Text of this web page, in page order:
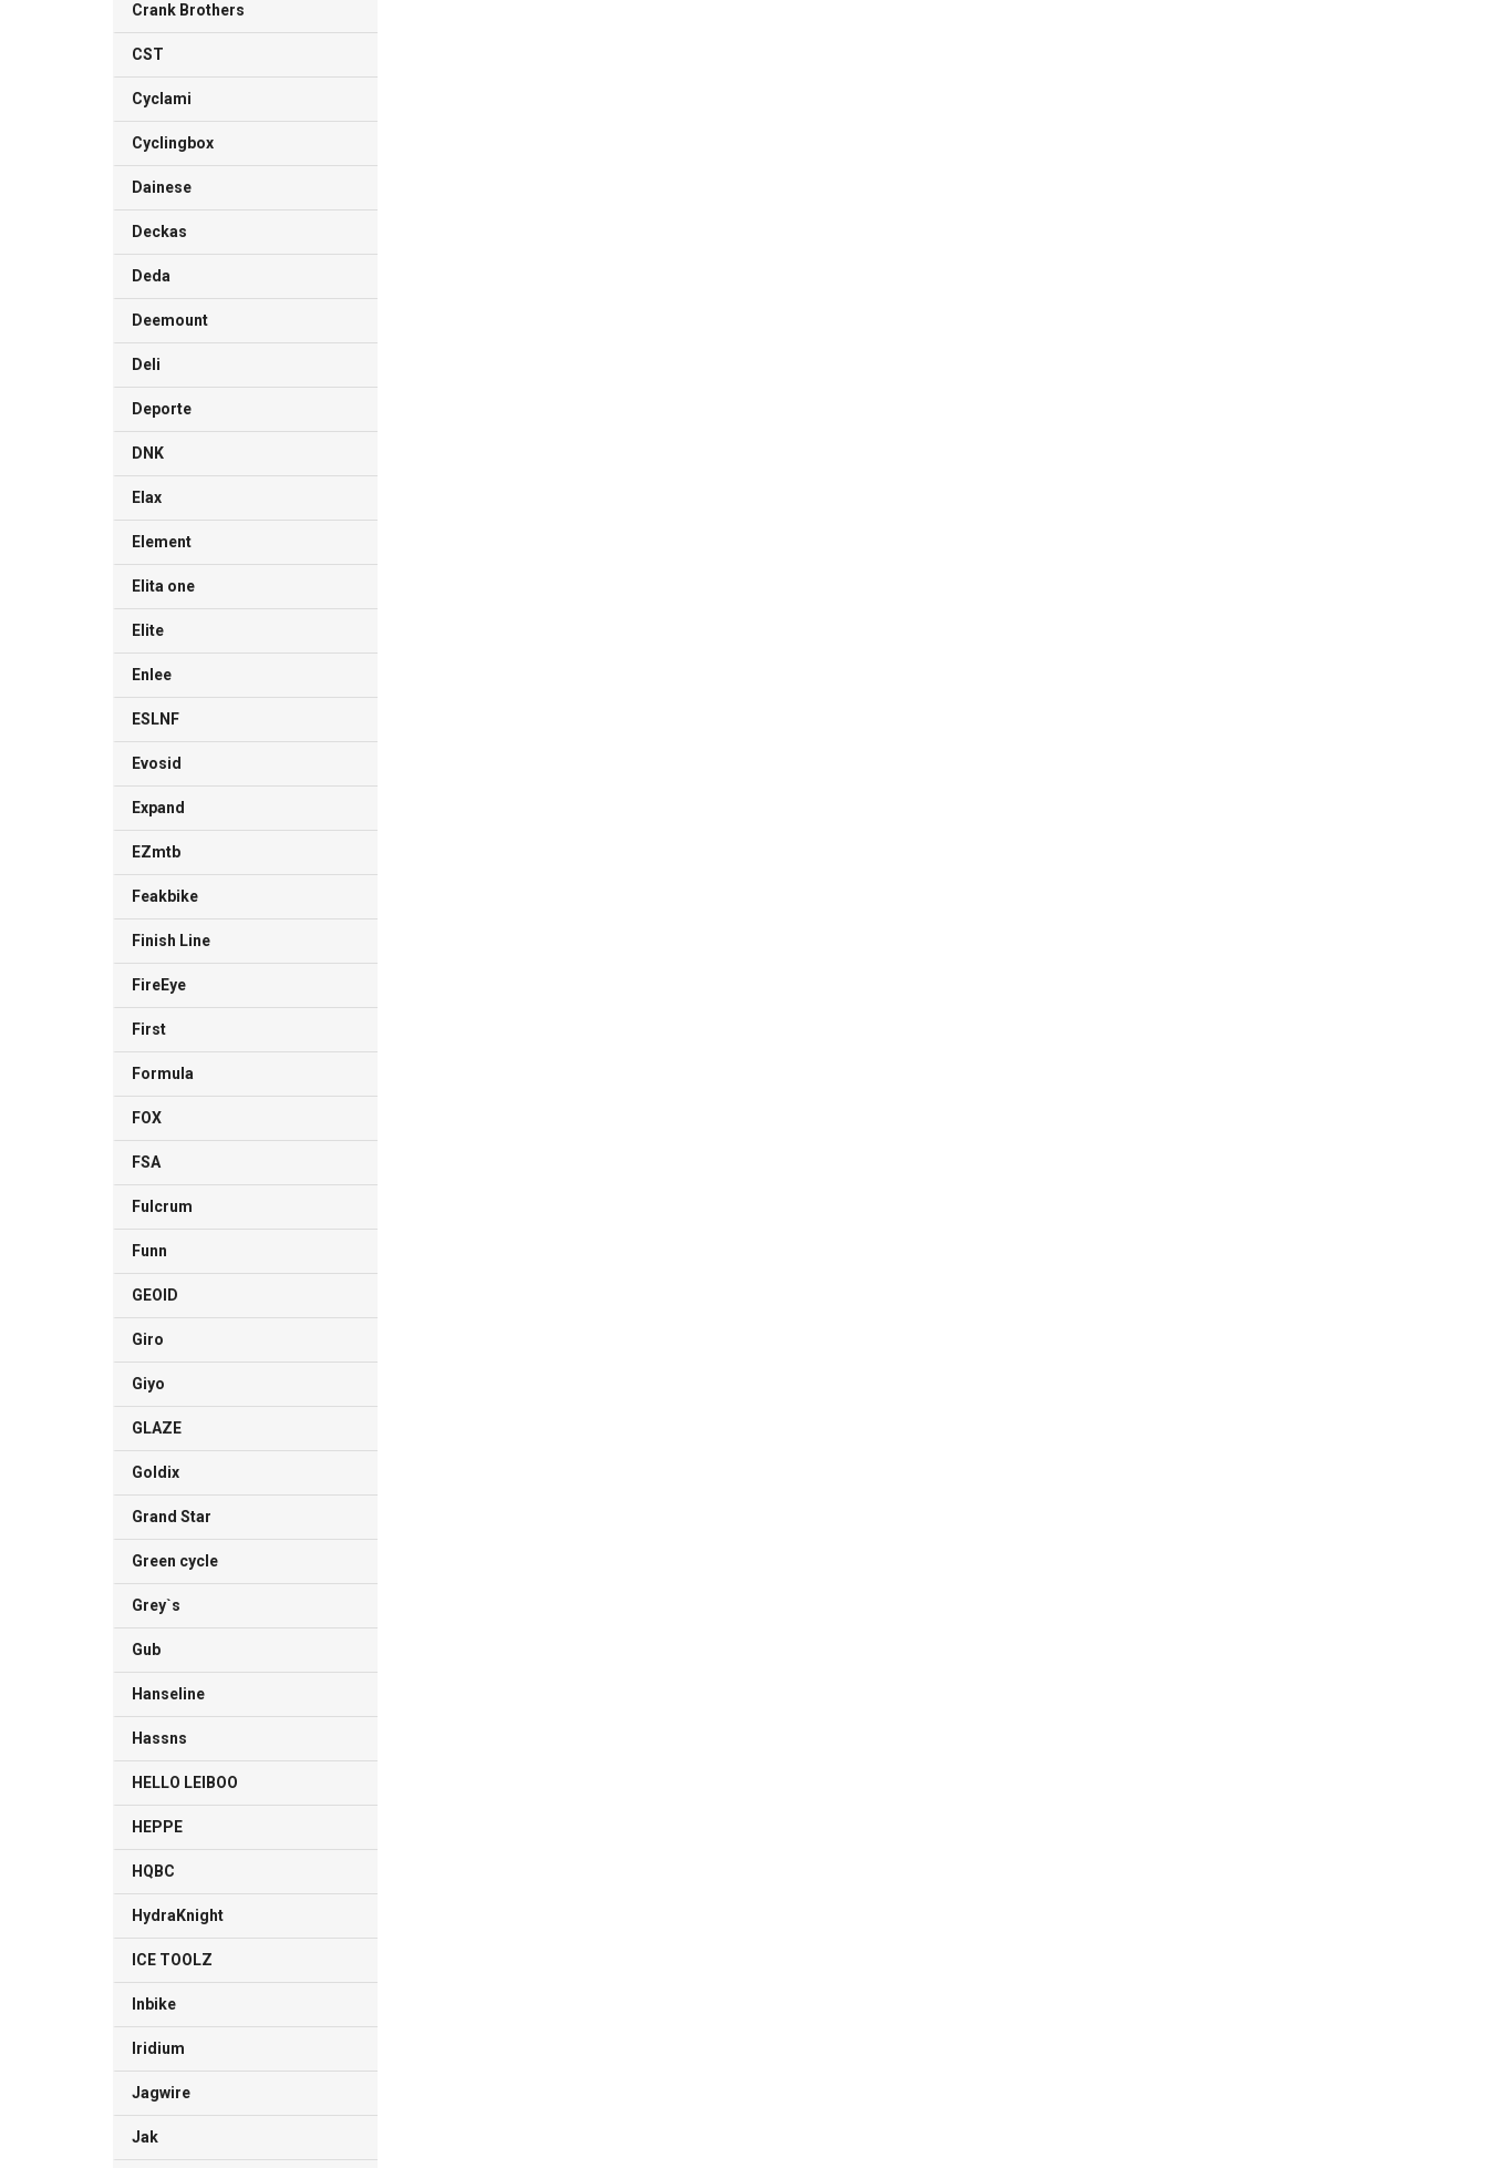
Crank Brothers
CST
Cyclami
Cyclingbox
Dainese
Deckas
Deda
Deemount
Deli
Deporte
DNK
Elax
Element
Elita one
Elite
Enlee
ESLNF
Evosid
Expand
EZmtb
Feakbike
Finish Line
FireEye
First
Formula
FOX
FSA
Fulcrum
Funn
GEOID
Giro
Giyo
GLAZE
Goldix
Grand Star
Green cycle
Grey`s
Gub
Hanseline
Hassns
HELLO LEIBOO
HEPPE
HQBC
HydraKnight
ICE TOOLZ
Inbike
Iridium
Jagwire
Jak